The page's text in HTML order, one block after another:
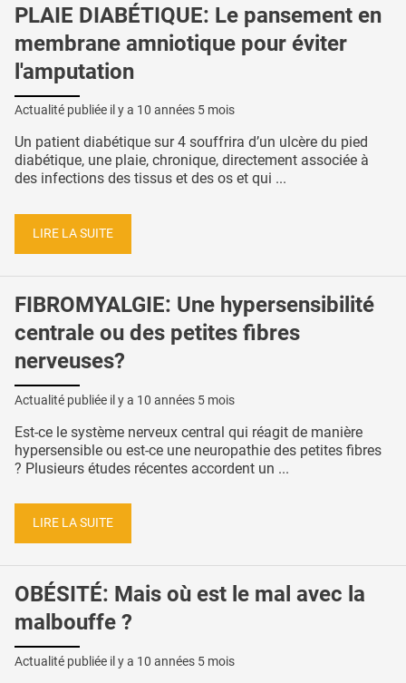
PLAIE DIABÉTIQUE: Le pansement en
membrane amniotique pour éviter
l'amputation
Actualité publiée il y a 10 années 5 mois
Un patient diabétique sur 4 souffrira d’un ulcère du pied
diabétique, une plaie, chronique, directement associée à
des infections des tissus et des os et qui ...
LIRE LA SUITE
FIBROMYALGIE: Une hypersensibilité
centrale ou des petites fibres
nerveuses?
Actualité publiée il y a 10 années 5 mois
Est-ce le système nerveux central qui réagit de manière
hypersensible ou est-ce une neuropathie des petites fibres
? Plusieurs études récentes accordent un ...
LIRE LA SUITE
OBÉSITÉ: Mais où est le mal avec la
malbouffe ?
Actualité publiée il y a 10 années 5 mois